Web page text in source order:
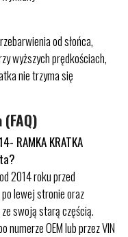
od słońca,
wyższych prędkościach,
nie trzyma się
RAMKA KRATKA
2014 roku przed
lewej stronie oraz
swoją starą częścią.
OEM lub przez VIN